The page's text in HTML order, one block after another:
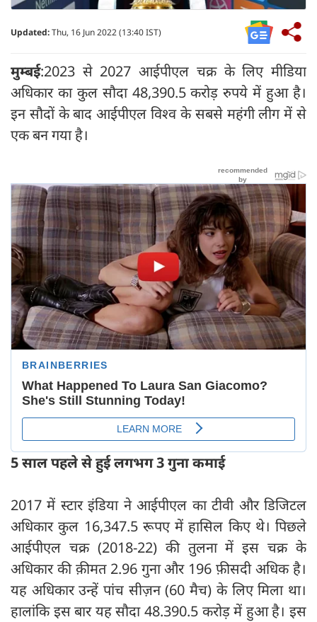
Updated:Thu, 16 Jun 2022 (13:40 IST)
मुम्बई:2023 से 2027 आईपीएल चक्र के लिए मीडिया
अधिकार का कुल सौदा 48,390.5 करोड़ रुपये में हुआ है।
इन सौदों के बाद आईपीएल विश्व के सबसे महंगी लीग में से
एक बन गया है।
5 साल पहले से हुई लगभग 3 गुना कमाई
2017 में स्टार इंडिया ने आईपीएल का टीवी और डिजिटल
अधिकार कुल 16,347.5 रूपए में हासिल किए थे। पिछले
आईपीएल चक्र (2018-22) की तुलना में इस चक्र के
अधिकार की क़ीमत 2.96 गुना और 196 फ़ीसदी अधिक है।
यह अधिकार उन्हें पांच सीज़न (60 मैच) के लिए मिला था।
हालांकि इस बार यह सौदा 48.390.5 करोड़ में हुआ है। इस